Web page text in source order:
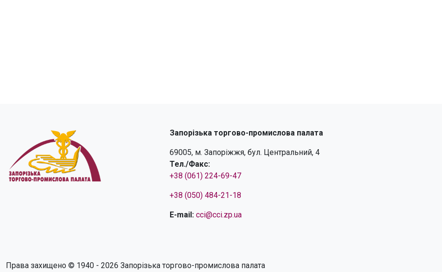
Запорізька торгово-промислова палата
69005, м. Запоріжжя, бул. Центральний, 4
Тел./Факс:
+38 (061) 224-69-47
+38 (050) 484-21-18
E-mail: cci@cci.zp.ua
Права захищено © 1940 - 2026 Запорізька торгово-промислова палата